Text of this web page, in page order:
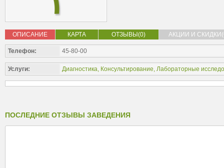
ОПИСАНИЕ КАРТА ОТЗЫВЫ(0) АКЦИИ И
Телефон: 45-80-00
Услуги: Диагностика, Консультирование, Лабораторные
ПОСЛЕДНИЕ ОТЗЫВЫ ЗАВЕДЕНИЯ